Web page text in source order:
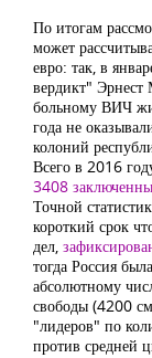
По итогам
может
евро: так, в
вердикт" Эрнест
больному ВИЧ
года не
колоний
Всего в 2016
3408
Точной
короткий срок
дел,
тогда Россия
абсолютному
свободы (4200
"лидеров" по
против средней